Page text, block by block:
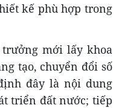
kế phù hợp trong
mới lấy khoa
tạo, chuyển đổi số
đây là nội dung
triển đất nước; tiếp